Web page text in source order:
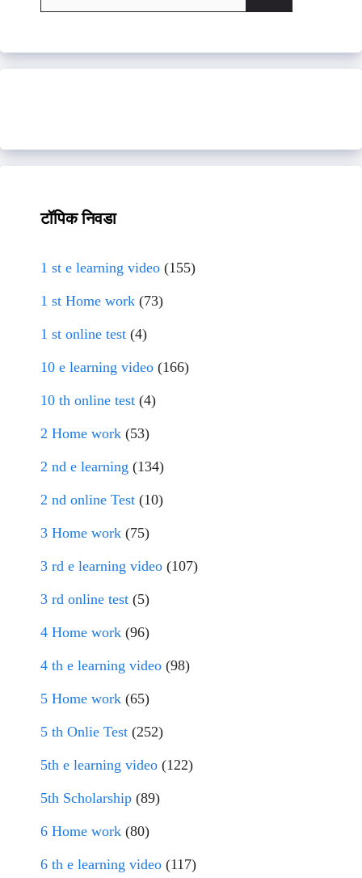
for:
टॉपिक निवडा
1 st e learning video (155)
1 st Home work (73)
1 st online test (4)
10 e learning video (166)
10 th online test (4)
2 Home work (53)
2 nd e learning (134)
2 nd online Test (10)
3 Home work (75)
3 rd e learning video (107)
3 rd online test (5)
4 Home work (96)
4 th e learning video (98)
5 Home work (65)
5 th Onlie Test (252)
5th e learning video (122)
5th Scholarship (89)
6 Home work (80)
6 th e learning video (117)